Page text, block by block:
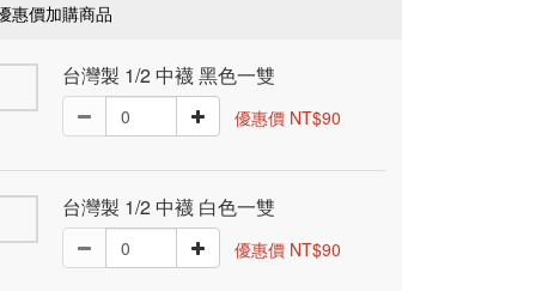
惠價加購商品
台灣製 1/2 中襪 黑色一雙
優惠價 NT$90
台灣製 1/2 中襪 白色一雙
優惠價 NT$90